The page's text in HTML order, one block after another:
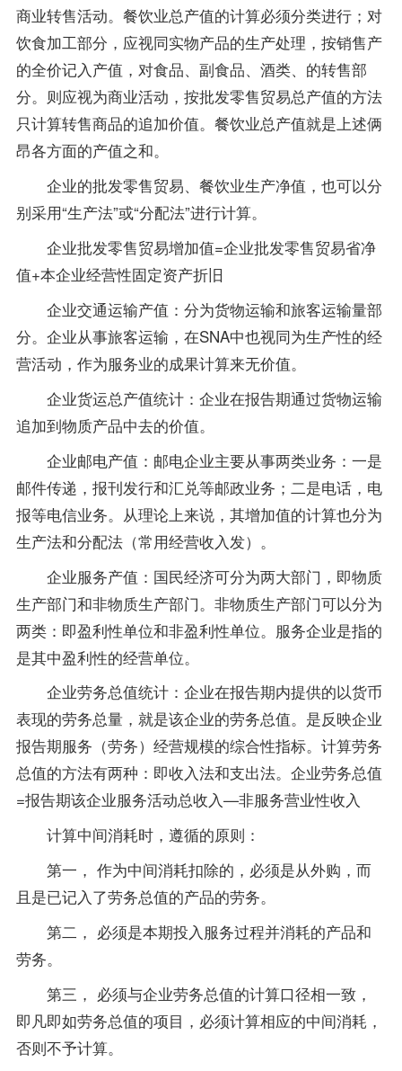
商业转售活动。餐饮业总产值的计算必须分类进行；对
饮食加工部分，应视同实物产品的生产处理，按销售产
的全价记入产值，对食品、副食品、酒类、的转售部
分。则应视为商业活动，按批发零售贸易总产值的方法
只计算转售商品的追加价值。餐饮业总产值就是上述俩
昂各方面的产值之和。
企业的批发零售贸易、餐饮业生产净值，也可以分
别采用“生产法”或“分配法”进行计算。
企业批发零售贸易增加值=企业批发零售贸易省净
值+本企业经营性固定资产折旧
企业交通运输产值：分为货物运输和旅客运输量部
分。企业从事旅客运输，在SNA中也视同为生产性的经
营活动，作为服务业的成果计算来无价值。
企业货运总产值统计：企业在报告期通过货物运输
追加到物质产品中去的价值。
企业邮电产值：邮电企业主要从事两类业务：一是
邮件传递，报刊发行和汇兑等邮政业务；二是电话，电
报等电信业务。从理论上来说，其增加值的计算也分为
生产法和分配法（常用经营收入发）。
企业服务产值：国民经济可分为两大部门，即物质
生产部门和非物质生产部门。非物质生产部门可以分为
两类：即盈利性单位和非盈利性单位。服务企业是指的
是其中盈利性的经营单位。
企业劳务总值统计：企业在报告期内提供的以货币
表现的劳务总量，就是该企业的劳务总值。是反映企业
报告期服务（劳务）经营规模的综合性指标。计算劳务
总值的方法有两种：即收入法和支出法。企业劳务总值
=报告期该企业服务活动总收入—非服务营业性收入
计算中间消耗时，遵循的原则：
第一， 作为中间消耗扣除的，必须是从外购，而
且是已记入了劳务总值的产品的劳务。
第二， 必须是本期投入服务过程并消耗的产品和
劳务。
第三， 必须与企业劳务总值的计算口径相一致，
即凡即如劳务总值的项目，必须计算相应的中间消耗，
否则不予计算。